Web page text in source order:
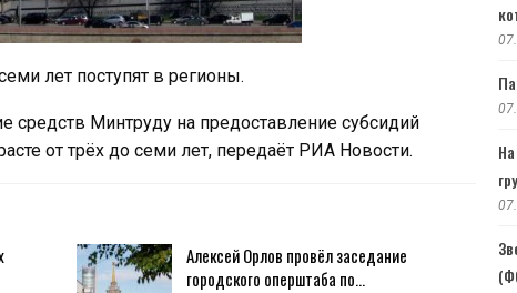
лет поступят в регионы.
средств Минтруду на предоставление субсидий
от трёх до семи лет, передаёт РИА Новости.
Алексей Орлов провёл заседание
городского оперштаба по…